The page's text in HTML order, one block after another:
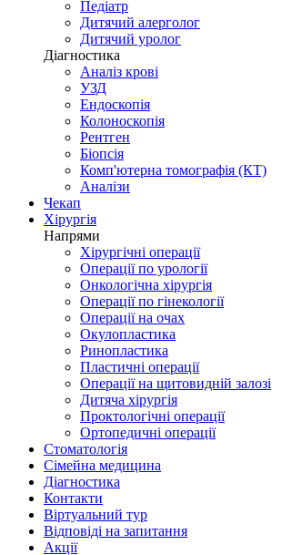
Педіатр
Дитячий алерголог
Дитячий уролог
Діагностика
Аналіз крові
УЗД
Ендоскопія
Колоноскопія
Рентген
Біопсія
Комп'ютерна томографія (КТ)
Аналізи
Чекап
Хірургія
Напрями
Хірургічні операції
Операції по урології
Онкологічна хірургія
Операції по гінекології
Операції на очах
Окулопластика
Ринопластика
Пластичні операції
Операції на щитовидній залозі
Дитяча хірургія
Проктологічні операції
Ортопедичні операції
Стоматологія
Сімейна медицина
Діагностика
Контакти
Віртуальний тур
Відповіді на запитання
Акції